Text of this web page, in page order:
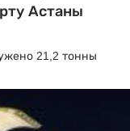
Астаны
21,2 тонны